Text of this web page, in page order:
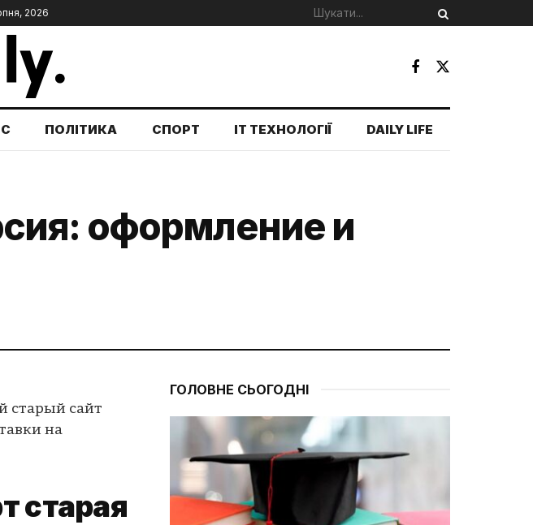
2026
ПОЛІТИКА СПОРТ IT ТЕХНОЛОГІЇ DAILY LIFE
оформление и
старый сайт
на
старая
ГОЛОВНЕ СЬОГОДНІ